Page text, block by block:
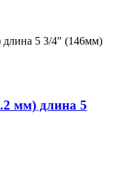
мм) длина 5